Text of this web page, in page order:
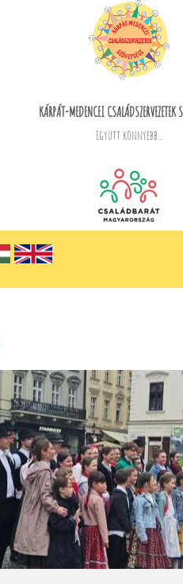
KÁRPÁT-MEDENCEI CSALÁDSZERVEZETEK
Együtt könnyebb...